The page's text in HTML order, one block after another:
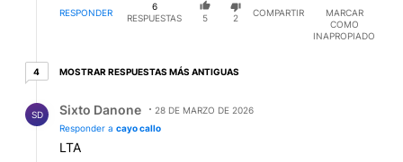
RESPONDER
6
RESPUESTAS
5 2
COMPARTIR
MARCAR
COMO
INAPROPIADO
44 respuestas más antiguas
MOSTRAR RESPUESTAS MÁS ANTIGUAS
SD Sixto Danone
28 DE MARZO DE 2026
Responder a cayo callo
LTA